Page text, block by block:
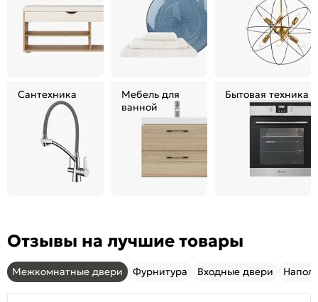
Сантехника
Мебель для
ванной
Бытовая техника
Отзывы на лучшие товары
Межкомнатные двери Фурнитура Входные двери